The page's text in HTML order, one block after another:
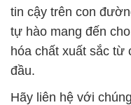
tin cậy trên con
tự hào mang đến
hóa chất xuất sắc từ
đầu.
Hãy liên hệ với